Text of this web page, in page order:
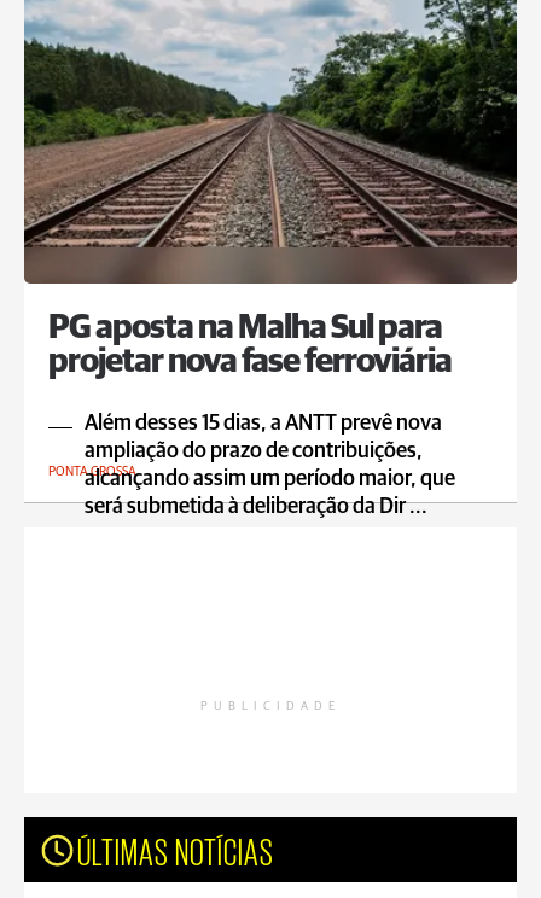
PG aposta na Malha Sul para
projetar nova fase ferroviária
Além desses 15 dias, a ANTT prevê nova
ampliação do prazo de contribuições,
alcançando assim um período maior, que
será submetida à deliberação da Dir ...
PONTA GROSSA
PUBLICIDADE
ÚLTIMAS NOTÍCIAS